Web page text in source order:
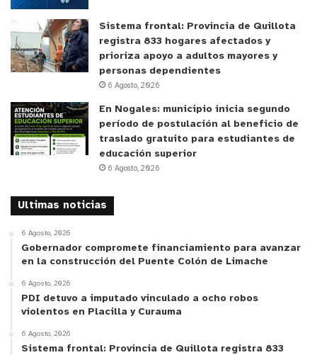
eso el llamado a nuestros vecinos y vecinas,
depende de nosotros que se mantenga esta
limpieza en el tiempo y que por supuesto los
resultados de esa limpieza sean evidenciados en
microbasural, si aparece cualquier elemento que
entorpezca el normal funcionamiento del desagüe
de la aguas lluvias vamos a tener complicaciones,
por eso lo estamos viendo tiempo y el llamado a la
importante actividad que tenemos que hacer
preparativas al invierno” puntualizó la autoridad
comunal.
El Plan Otoño – Invierno 2023 presentado por la
Oficina de Gestión de Riesgo de Desastres busca
sus efectos en la población de Quillota, a través de
Sistema frontal: Provincia de Quillota
registra 833 hogares afectados y
prioriza apoyo a adultos mayores y
personas dependientes
6 Agosto, 2026
En Nogales: municipio inicia segundo
período de postulación al beneficio de
traslado gratuito para estudiantes de
educación superior
6 Agosto, 2026
Ultimas noticias
6 Agosto, 2026
Gobernador compromete financiamiento para avanzar
en la construcción del Puente Colón de Limache
6 Agosto, 2026
PDI detuvo a imputado vinculado a ocho robos
violentos en Placilla y Curauma
6 Agosto, 2026
Sistema frontal: Provincia de Quillota registra 833